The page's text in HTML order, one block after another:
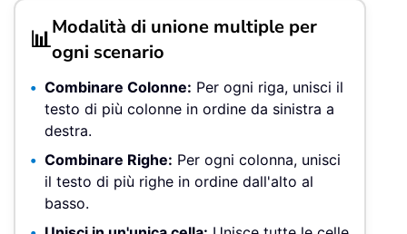
📊Modalità di unione multiple per
ogni scenario
Combinare Colonne: Per ogni riga, unisci il
testo di più colonne in ordine da sinistra a
destra.
Combinare Righe: Per ogni colonna, unisci
il testo di più righe in ordine dall'alto al
basso.